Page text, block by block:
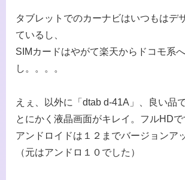
タブレットでのカーナビはいつもはデ
ているし、
SIMカードはやがて楽天からドコモ系
し。。。。
えぇ、以外に「dtab d-41A」、良い品で
とにかく液晶画面がキレイ。フルHDで
アンドロイドは１２までバージョンア
（元はアンドロ１０でした）